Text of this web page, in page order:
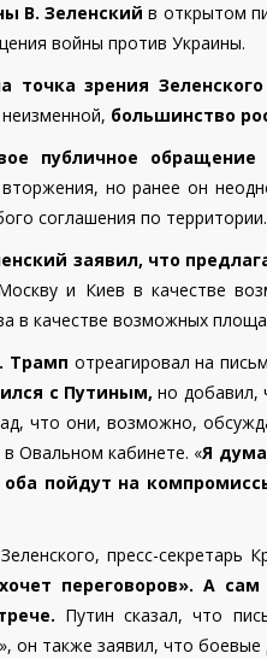
В. Зеленский в открытом
войны против Украины.
точка зрения Зеленского
большинство
публичное
но ранее он
соглашения по территории.
заявил, что
и Киев в качестве
в качестве возможных
Трамп отреагировал на
с Путиным, но добавил,
что они, возможно,
Овальном кабинете. «Я
пойдут на
пресс-секретарь
переговоров». А сам
Путин сказал, что
он также заявил, что